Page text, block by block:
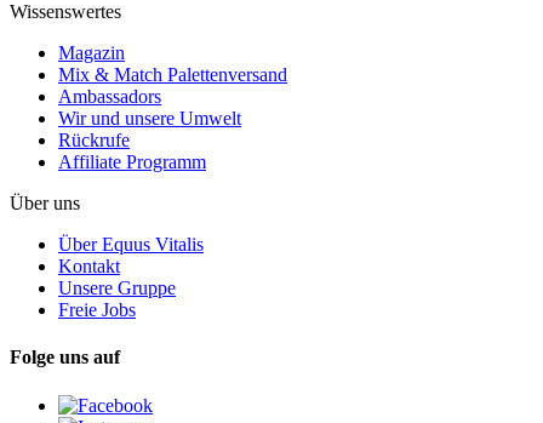
Wissenswertes
Magazin
Mix & Match Palettenversand
Ambassadors
Wir und unsere Umwelt
Rückrufe
Affiliate Programm
Über uns
Über Equus Vitalis
Kontakt
Unsere Gruppe
Freie Jobs
Folge uns auf